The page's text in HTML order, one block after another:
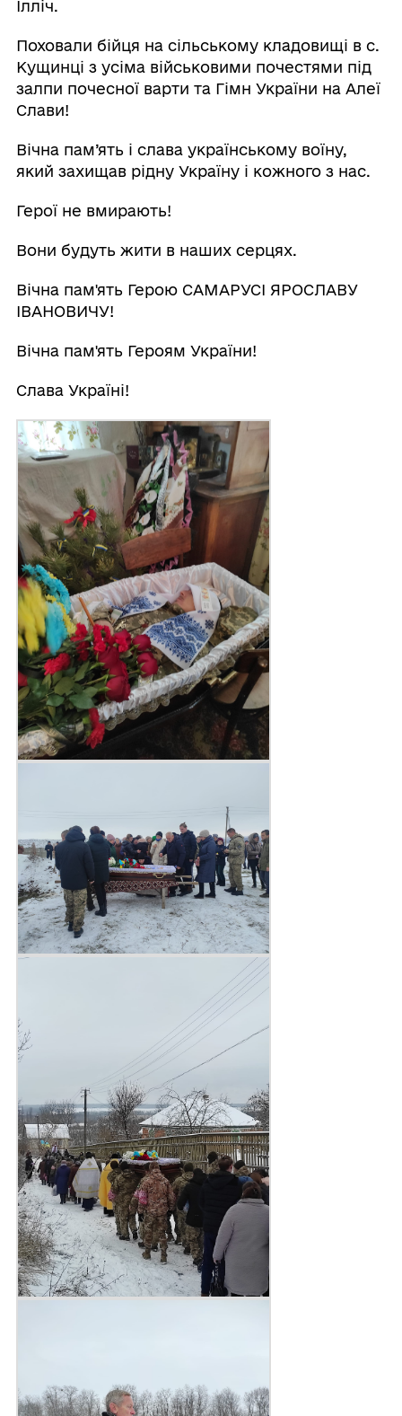
Ілліч.
Поховали бійця на сільському кладовищі в с.
Кущинці з усіма військовими почестями під
залпи почесної варти та Гімн України на Алеї
Слави!
Вічна пам’ять і слава українському воїну,
який захищав рідну Україну і кожного з нас.
Герої не вмирають!
Вони будуть жити в наших серцях.
Вічна пам'ять Герою САМАРУСІ ЯРОСЛАВУ
ІВАНОВИЧУ!
Вічна пам'ять Героям України!
Слава Україні!